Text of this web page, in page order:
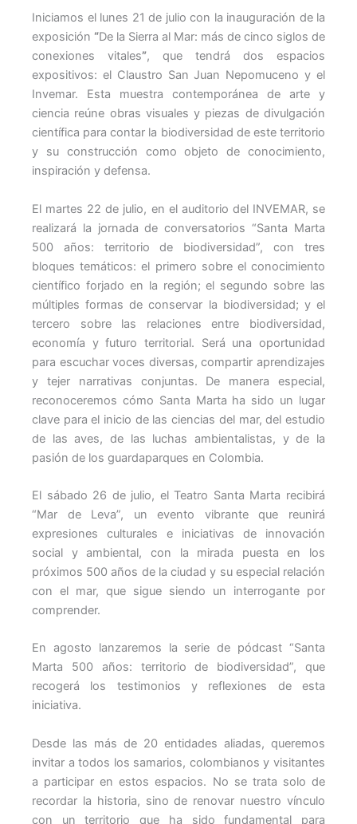
Iniciamos el lunes 21 de julio con la inauguración de la
exposición “De la Sierra al Mar: más de cinco siglos de
conexiones vitales”, que tendrá dos espacios
expositivos: el Claustro San Juan Nepomuceno y el
Invemar. Esta muestra contemporánea de arte y
ciencia reúne obras visuales y piezas de divulgación
científica para contar la biodiversidad de este territorio
y su construcción como objeto de conocimiento,
inspiración y defensa.
El martes 22 de julio, en el auditorio del INVEMAR, se
realizará la jornada de conversatorios “Santa Marta
500 años: territorio de biodiversidad”, con tres
bloques temáticos: el primero sobre el conocimiento
científico forjado en la región; el segundo sobre las
múltiples formas de conservar la biodiversidad; y el
tercero sobre las relaciones entre biodiversidad,
economía y futuro territorial. Será una oportunidad
para escuchar voces diversas, compartir aprendizajes
y tejer narrativas conjuntas. De manera especial,
reconoceremos cómo Santa Marta ha sido un lugar
clave para el inicio de las ciencias del mar, del estudio
de las aves, de las luchas ambientalistas, y de la
pasión de los guardaparques en Colombia.
El sábado 26 de julio, el Teatro Santa Marta recibirá
“Mar de Leva”, un evento vibrante que reunirá
expresiones culturales e iniciativas de innovación
social y ambiental, con la mirada puesta en los
próximos 500 años de la ciudad y su especial relación
con el mar, que sigue siendo un interrogante por
comprender.
En agosto lanzaremos la serie de pódcast “Santa
Marta 500 años: territorio de biodiversidad”, que
recogerá los testimonios y reflexiones de esta
iniciativa.
Desde las más de 20 entidades aliadas, queremos
invitar a todos los samarios, colombianos y visitantes
a participar en estos espacios. No se trata solo de
recordar la historia, sino de renovar nuestro vínculo
con un territorio que ha sido fundamental para